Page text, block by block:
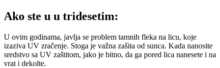
Ako ste u u tridesetim:
U ovim godinama, javlja se problem tamnih fleka na licu, koje
izaziva UV zračenje. Stoga je važna zašita od sunca. Kada nanosite
sredstvo sa UV zaštitom, jako je bitno, da ga pored lica nanesete i na
vrat i dekolte.